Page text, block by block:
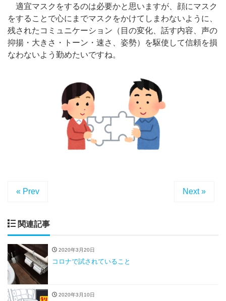
​​ 適宜マスクをするのは必要かと思いますが、顔にマスク
をすることで心にまでマスクをかけてしまわないように、
残されたコミュニケーション（目の変化、話す内容、声の
抑揚・大きさ・トーン・速さ、姿勢）を駆使して信頼を損
なわないよう勤めたいですね。
« Prev Next »
関連記事
2020年3月20日
コロナで試されていること
2020年3月10日